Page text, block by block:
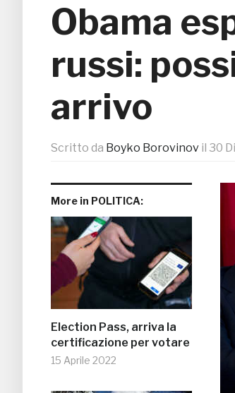
Obama
russi:
arrivo
Scritto da Boyko Borovinov il 30
More in POLITICA:
Election Pass, arriva la
certificazione per votare
15 Aprile 2022